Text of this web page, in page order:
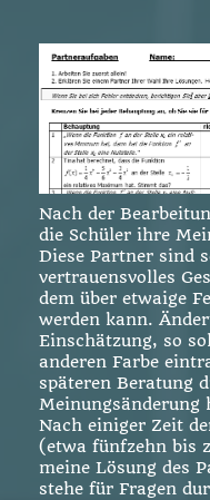
Nach der
die Schüler ihre
Diese Partner sind
vertrauensvolles
dem über etwaige
werden kann.
Einschätzung, so
anderen Farbe
späteren Beratung
Nach einiger Zeit
(etwa fünfzehn bis
meine Lösung des
stehe für Fragen